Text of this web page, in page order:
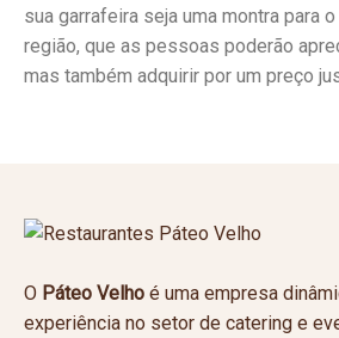
sua garrafeira seja uma montra para
região, que as pessoas poderão
mas também adquirir por um preço
O Páteo Velho é uma empresa
experiência no setor de catering e